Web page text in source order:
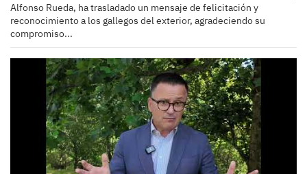
Alfonso Rueda, ha trasladado un mensaje de felicitación y
reconocimiento a los gallegos del exterior, agradeciendo su
compromiso...